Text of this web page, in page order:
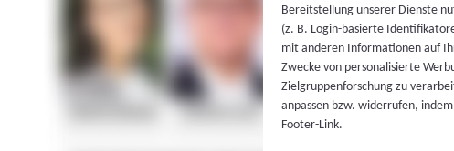
Bereitstellung unserer Dienste
(z. B. Login-basierte
mit anderen Informationen auf
Zwecke von personalisierte
Zielgruppenforschung zu
anpassen bzw. widerrufen,
Footer-Link.